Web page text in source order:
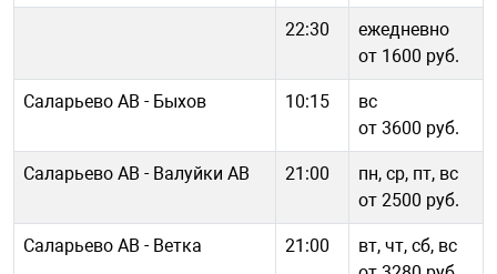
22:30
ежедневно
от 1600 руб.
Саларьево АВ - Быхов 10:15
вс
от 3600 руб.
Саларьево АВ - Валуйки АВ 21:00
пн, ср, пт, вс
от 2500 руб.
Саларьево АВ - Ветка 21:00
вт, чт, сб, вс